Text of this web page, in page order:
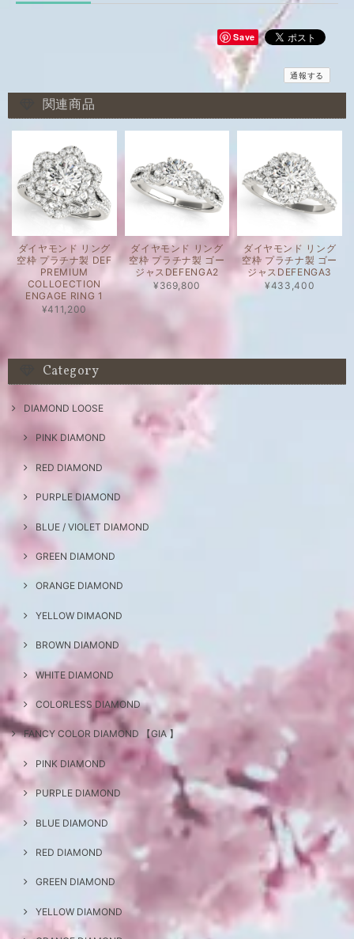
Save
通報する
関連商品
ダイヤモンド リング
空枠 プラチナ製 DEF
PREMIUM
COLLOECTION
ENGAGE RING 1
¥411,200
ダイヤモンド リング
空枠 プラチナ製 ゴー
ジャスDEFENGA2
¥369,800
ダイヤモンド リング
空枠 プラチナ製 ゴー
ジャスDEFENGA3
¥433,400
Category
DIAMOND LOOSE
PINK DIAMOND
RED DIAMOND
PURPLE DIAMOND
BLUE / VIOLET DIAMOND
GREEN DIAMOND
ORANGE DIAMOND
YELLOW DIMAOND
BROWN DIAMOND
WHITE DIAMOND
COLORLESS DIAMOND
FANCY COLOR DIAMOND 【GIA 】
PINK DIAMOND
PURPLE DIAMOND
BLUE DIAMOND
RED DIAMOND
GREEN DIAMOND
YELLOW DIAMOND